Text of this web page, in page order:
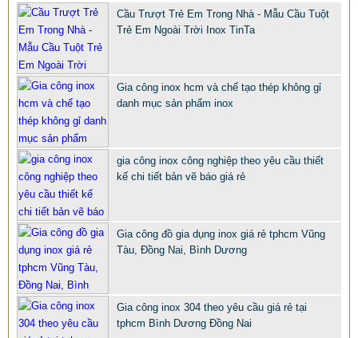
TINTA XƯỞNG GIA CÔNG BỒN CÔNG NGHIỆP INOX 304
77.999 VNĐ79.999 VNĐ
Cầu Trượt Trẻ Em Trong Nhà - Mẫu Cầu Tuột
Trẻ Em Ngoài Trời Inox TinTa
Gia công inox hcm và chế tạo thép không gỉ
danh mục sản phẩm inox
gia công inox công nghiệp theo yêu cầu thiết
kế chi tiết bản vẽ báo giá rẻ
Gia công đồ gia dụng inox giá rẻ tphcm Vũng
Tàu, Đồng Nai, Bình Dương
Gia công inox 304 theo yêu cầu giá rẻ tại
tphcm Bình Dương Đồng Nai